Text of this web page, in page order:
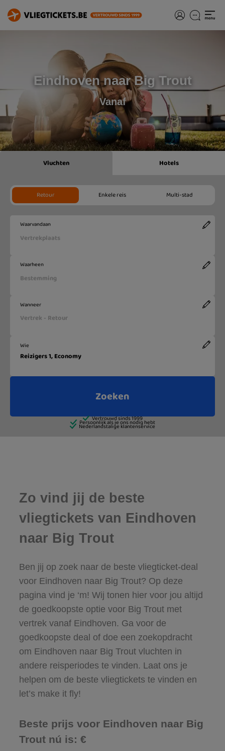
Eindhoven naar Big Trout
Vanaf
Zo vind jij de beste
vliegtickets van Eindhoven
naar Big Trout
Ben jij op zoek naar de beste vliegticket-deal
voor Eindhoven naar Big Trout? Op deze
pagina vind je ‘m! Wij tonen hier voor jou altijd
de goedkoopste optie voor Big Trout met
vertrek vanaf Eindhoven. Ga voor de
goedkoopste deal of doe een zoekopdracht
om Eindhoven naar Big Trout vluchten in
andere reisperiodes te vinden. Laat ons je
helpen om de beste vliegtickets te vinden en
let’s make it fly!
Beste prijs voor Eindhoven naar Big
Trout nú is: €